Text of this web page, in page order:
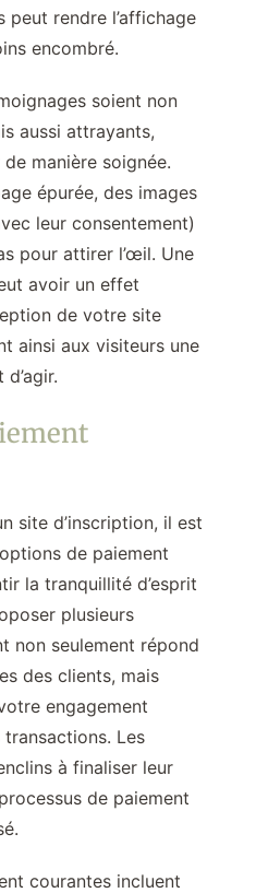
peut rendre l’affichage
encombré.
soient non
aussi attrayants,
manière soignée.
épurée, des images
leur consentement)
pour attirer l’œil. Une
avoir un effet
de votre site
ainsi aux visiteurs une
site d’inscription, il est
de paiement
la tranquillité d’esprit
plusieurs
non seulement répond
des clients, mais
engagement
Les
à finaliser leur
de paiement
courantes incluent